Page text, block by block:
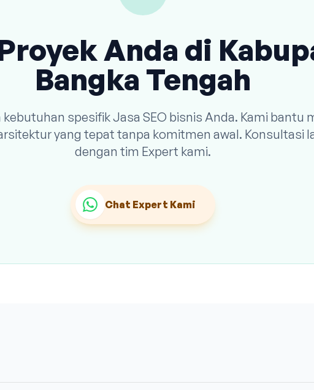
Anda di
Bangka Tengah
spesifik Jasa SEO bisnis Anda. Kami bantu
yang tepat tanpa komitmen awal. Konsultasi
dengan tim Expert kami.
Chat Expert Kami